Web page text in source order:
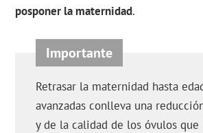
posponer la maternidad.
Retrasar la maternidad hasta
avanzadas conlleva una
y de la calidad de los óvulos que